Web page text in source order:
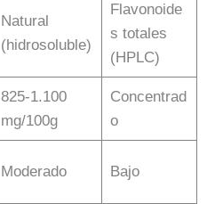
Natural
(hidrosoluble)
Flavonoide
s totales
(HPLC)
825-1.100
mg/100g
Concentrad
o
Moderado Bajo